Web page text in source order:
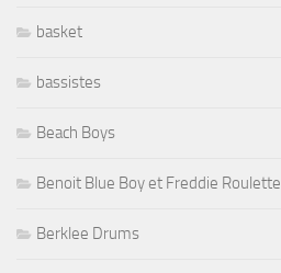
basket
bassistes
Beach Boys
Benoit Blue Boy et Freddie Roulette
Berklee Drums